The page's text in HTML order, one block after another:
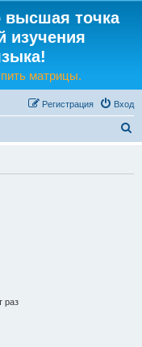
высшая точка
изучения
матрицы.
Вход
Регистрация
раз